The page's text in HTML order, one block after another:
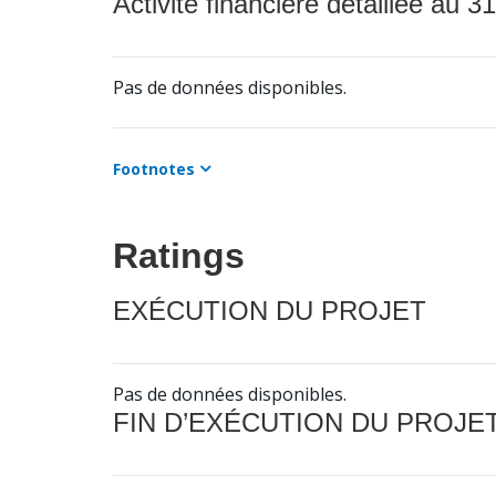
Pas de données disponibles.
Footnotes
Ratings
EXÉCUTION DU PROJET
Pas de données disponibles.
FIN D’EXÉCUTION DU